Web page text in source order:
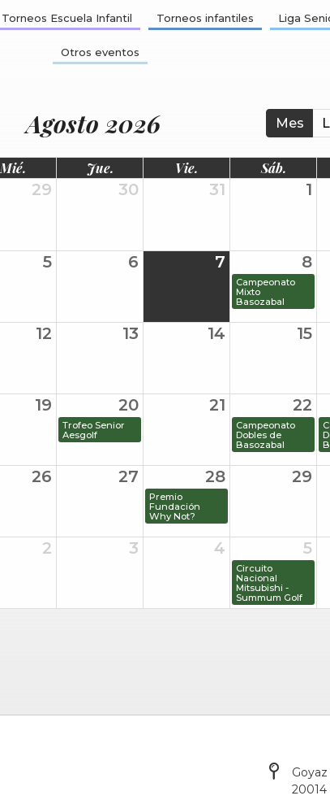
Torneos Escuela Infantil Torneos infantiles Liga
Otros eventos
Agosto 2026 Mes
Mié. Jue. Vie. Sáb.
29 30 31 1
5 6 7 8
Campeonato
Mixto
Basozabal
12 13 14 15
19 20 21 22
Trofeo Senior
Aesgolf
Campeonato
Dobles de
Basozabal
26 27 28 29
Premio
Fundación
Why Not?
2 3 4 5
Circuito
Nacional
Mitsubishi -
Summum Golf
Goyaz
20014